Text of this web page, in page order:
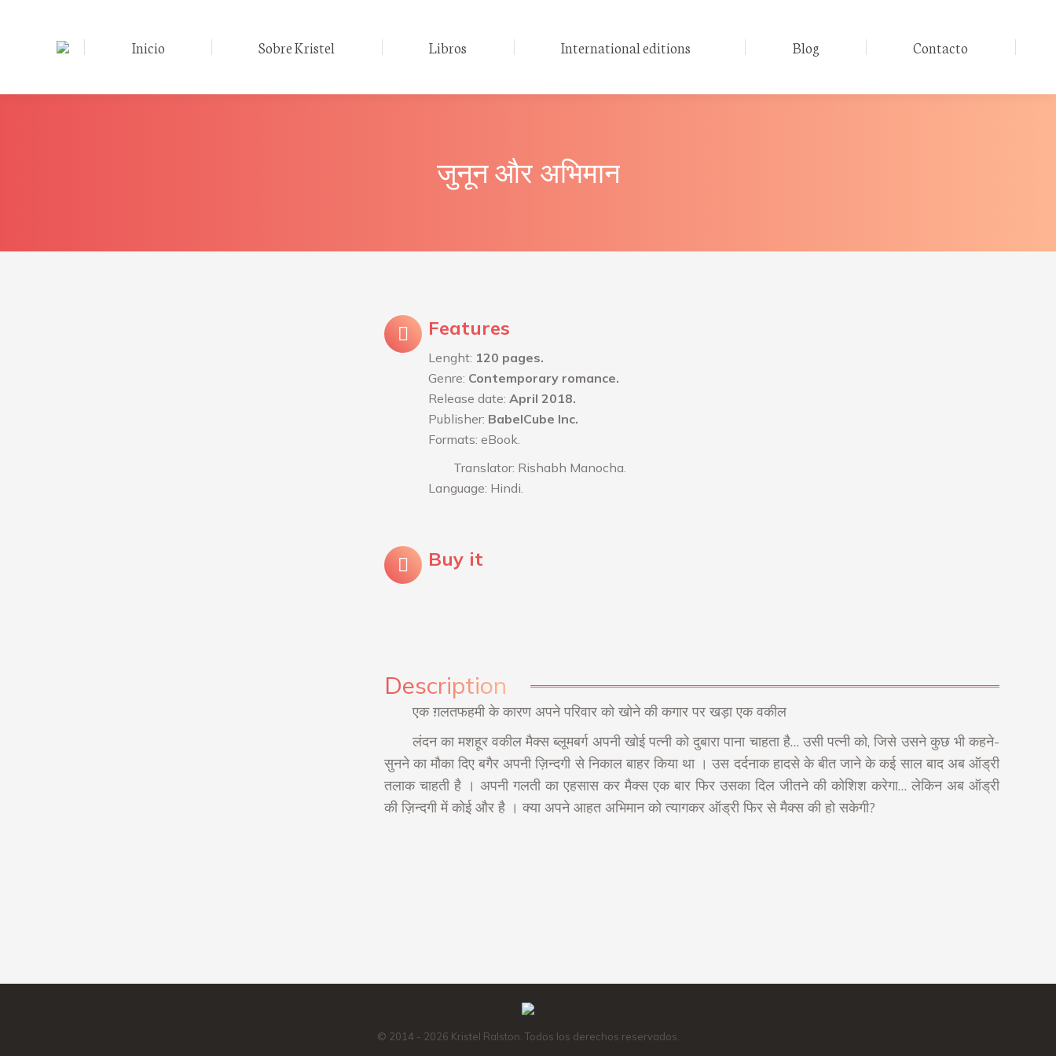
Inicio Sobre Kristel Libros International editions Blog Contacto
जुनून और अभिमान
Features
Lenght: 120 pages.
Genre: Contemporary romance.
Release date: April 2018.
Publisher: BabelCube Inc.
Formats: eBook.
Translator: Rishabh Manocha.
Language: Hindi.
Buy it
Description
एक ग़लतफहमी के कारण अपने परिवार को खोने की कगार पर खड़ा एक वकील
लंदन का मशहूर वकील मैक्स ब्लूमबर्ग अपनी खोई पत्नी को दुबारा पाना चाहता है… उसी पत्नी को, जिसे उसने कुछ भी कहने-
सुनने का मौका दिए बगैर अपनी ज़िन्दगी से निकाल बाहर किया था । उस दर्दनाक हादसे के बीत जाने के कई साल बाद अब ऑड्री
तलाक चाहती है । अपनी गलती का एहसास कर मैक्स एक बार फिर उसका दिल जीतने की कोशिश करेगा… लेकिन अब ऑड्री
की ज़िन्दगी में कोई और है । क्या अपने आहत अभिमान को त्यागकर ऑड्री फिर से मैक्स की हो सकेगी?
© 2014 - 2026 Kristel Ralston. Todos los derechos reservados.